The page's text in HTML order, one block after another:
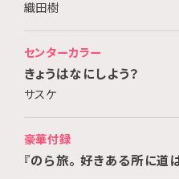
織田樹
センターカラー
きょうはなにしよう？
サスケ
豪華付録
『のら旅。 好きある所に道